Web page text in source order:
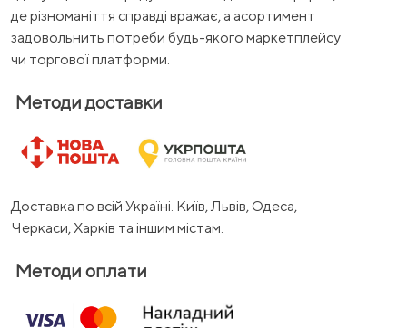
де різноманіття справді вражає, а асортимент
задовольнить потреби будь-якого маркетплейсу
чи торгової платформи.
Методи доставки
Доставка по всій Україні. Київ, Львів, Одеса,
Черкаси, Харків та іншим містам.
Методи оплати